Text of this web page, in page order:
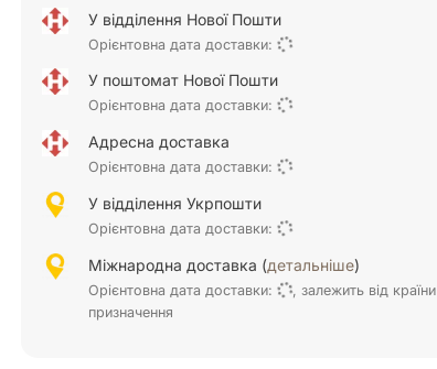
У відділення Нової Пошти
Орієнтовна дата доставки:
У поштомат Нової Пошти
Орієнтовна дата доставки:
Адресна доставка
Орієнтовна дата доставки:
У відділення Укрпошти
Орієнтовна дата доставки:
Міжнародна доставка (детальніше)
Орієнтовна дата доставки:
, залежить від країни
призначення